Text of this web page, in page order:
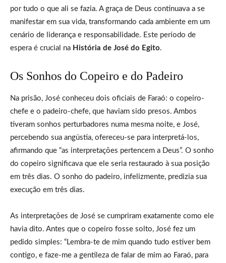
por tudo o que ali se fazia. A graça de Deus continuava a se
manifestar em sua vida, transformando cada ambiente em um
cenário de liderança e responsabilidade. Este período de
espera é crucial na História de José do Egito.
Os Sonhos do Copeiro e do Padeiro
Na prisão, José conheceu dois oficiais de Faraó: o copeiro-
chefe e o padeiro-chefe, que haviam sido presos. Ambos
tiveram sonhos perturbadores numa mesma noite, e José,
percebendo sua angústia, ofereceu-se para interpretá-los,
afirmando que “as interpretações pertencem a Deus”. O sonho
do copeiro significava que ele seria restaurado à sua posição
em três dias. O sonho do padeiro, infelizmente, predizia sua
execução em três dias.
As interpretações de José se cumpriram exatamente como ele
havia dito. Antes que o copeiro fosse solto, José fez um
pedido simples: “Lembra-te de mim quando tudo estiver bem
contigo, e faze-me a gentileza de falar de mim ao Faraó, para